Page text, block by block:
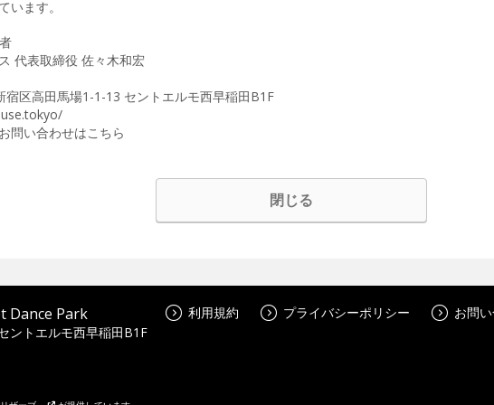
います。
代表取締役 佐々木和宏
宿区高田馬場1-1-13 セントエルモ西早稲田B1F
問い合わせはこちら
閉じる
Dance Park
ントエルモ西早稲田B1F
利用規約 プライバシーポリシー お問